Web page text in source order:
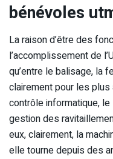
bénévoles
La raison d’être des
l’accomplissement de
qu’entre le balisage, la
clairement pour les
contrôle informatique,
gestion des
eux, clairement, la
elle tourne depuis des